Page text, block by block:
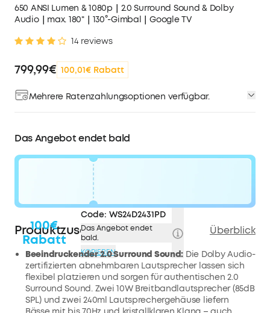
650 ANSI Lumen & 1080p｜2.0 Surround Sound & Dolby
Audio｜max. 180"｜130°-Gimbal｜Google TV
14 reviews
799,99€ 100,01€ Rabatt
Mehrere Ratenzahlungsoptionen verfügbar.
Das Angebot endet bald
100€
Rabatt
Code: WS24D2431PD
Das Angebot endet
bald.
KOPIEREN
Produktzusammenfassung Überblick
Beeindruckender 2.0 Surround Sound: Die Dolby Audio-
zertifizierten abnehmbaren Lautsprecher lassen sich
flexibel platzieren und sorgen für authentischen 2.0
Surround Sound. Zwei 10W Breitbandlautsprecher (85dB
SPL) und zwei 240ml Lautsprechergehäuse liefern